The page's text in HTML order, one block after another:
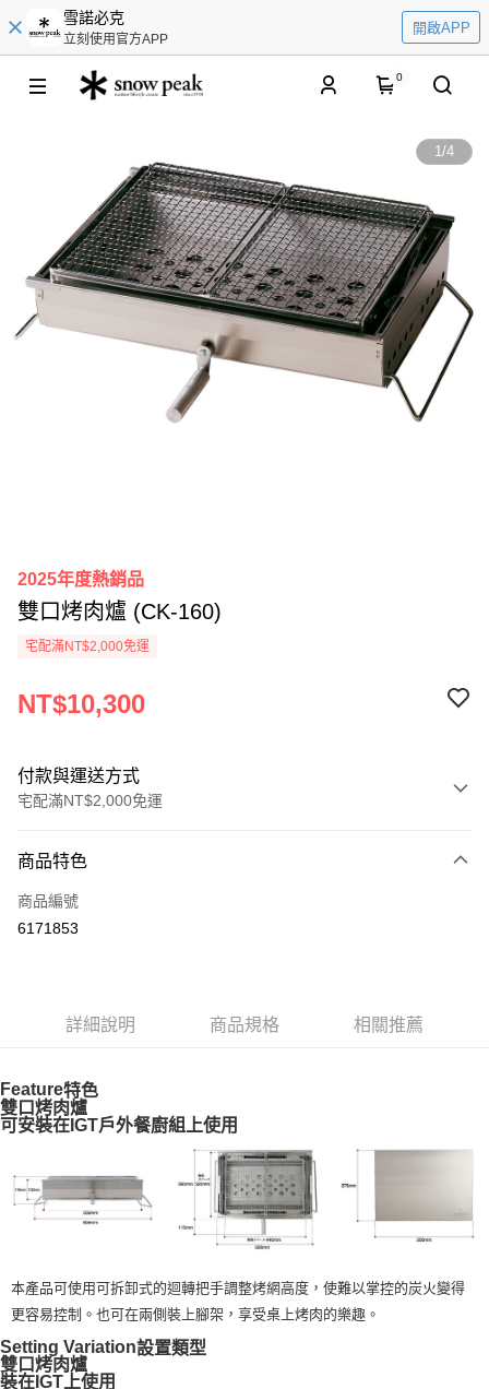
雪諾必克
立刻使用官方APP
開啟APP
0
1/4
2025年度熱銷品
雙口烤肉爐 (CK-160)
宅配滿NT$2,000免運
NT$10,300
付款與運送方式
宅配滿NT$2,000免運
信用卡一次付款
信用卡分期付款
上海商業儲蓄銀行
台北富邦商業銀行
匯豐（台灣）商業銀行
聯邦商業銀行
星展（台灣）商業銀行
台新國際商業銀行
中國信託商業銀行
台灣樂天信用卡公司
合作金庫商業銀行
第一商業銀行
國泰世華商業銀行
臺灣中小企業銀行
匯豐（台灣）商業銀行
遠東國際商業銀行
元大商業銀行
永豐商業銀行
玉山商業銀行
星展（台灣）商業銀行
台新國際商業銀行
中國信託商業銀行
LINE Pay
Google Pay
【關於「AFTEE先享後付」】
AFTEE先享後付是「在收到商品之後才付款」的支付方式。 讓您購物簡單
１．簡單：不需註冊會員、不需綁卡、不需儲值。
３．安心：先確認商品／服務後，再付款。
１．於結帳方式選擇「AFTEE先享後付」後，將跳轉至「AFTEE先享後付」
結帳頁面，進行簡訊認證並確認金額後，即可完成結帳。
運送方式
每筆NT$100，滿NT$2,000(含以上)免運費
商品特色
商品編號
6171853
詳細說明 商品規格 相關推薦
Feature特色
雙口烤肉爐
可安裝在IGT戶外餐廚組上使用
本產品可使用可拆卸式的迴轉把手調整烤網高度，使難以掌控的炭火變得
更容易控制。也可在兩側裝上腳架，享受桌上烤肉的樂趣。
Setting Variation設置類型
雙口烤肉爐
裝在IGT上使用